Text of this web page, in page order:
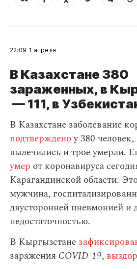
22:09 1 апреля
В Казахстане 380
зараженных, в
— 111, в
В Казахстане заболевание
подтвержденоу 380
вылечились и трое умерли.
умер от коронавируса
Карагандинской области.
мужчина,
двусторонней пневмонией и
недостаточностью.
В Кыргызстане
заражения СOVID-19,